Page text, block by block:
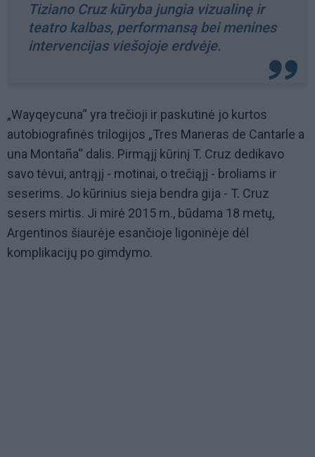
Tiziano Cruz kūryba jungia vizualinę ir
teatro kalbas, performansą bei menines
intervencijas viešojoje erdvėje.
„Wayqeycuna“ yra trečioji ir paskutinė jo kurtos
autobiografinės trilogijos „Tres Maneras de Cantarle a
una Montaña“ dalis. Pirmąjį kūrinį T. Cruz dedikavo
savo tėvui, antrąjį - motinai, o trečiąjį - broliams ir
seserims. Jo kūrinius sieja bendra gija - T. Cruz
sesers mirtis. Ji mirė 2015 m., būdama 18 metų,
Argentinos šiaurėje esančioje ligoninėje dėl
komplikacijų po gimdymo.